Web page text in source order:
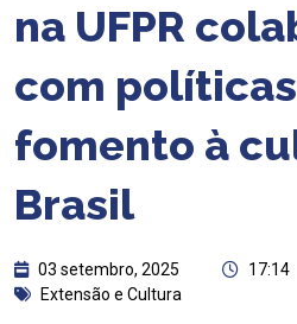
na UFPR
com
fomento à
Brasil
03 setembro, 2025 17:14
Extensão e Cultura